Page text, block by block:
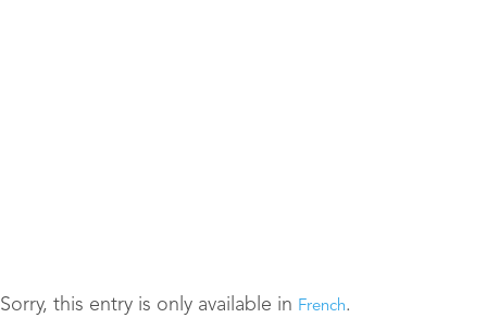
Sorry, this entry is only available in French.